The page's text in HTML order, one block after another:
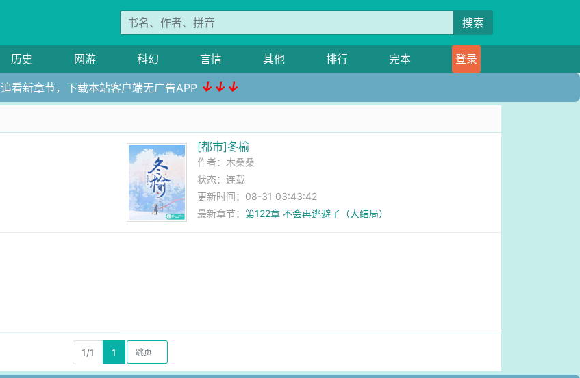
搜索
历史 网游 科幻 言情 其他 排行 完本 登录
追看新章节，下载本站客户端无广告APP ↓↓↓
[都市]冬榆
作者： 木桑桑
状态：连载
更新时间：08-31 03:43:42
最新章节： 第122章 不会再逃避了（大结局）
1/1 1